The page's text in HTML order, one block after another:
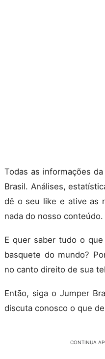
Todas as informações
Brasil. Análises,
dê o seu like e ative as
nada do nosso conteúdo.
E quer saber tudo o
basquete do mundo?
no canto direito de sua
Então, siga o Jumper
discuta conosco o que
CONTINUA